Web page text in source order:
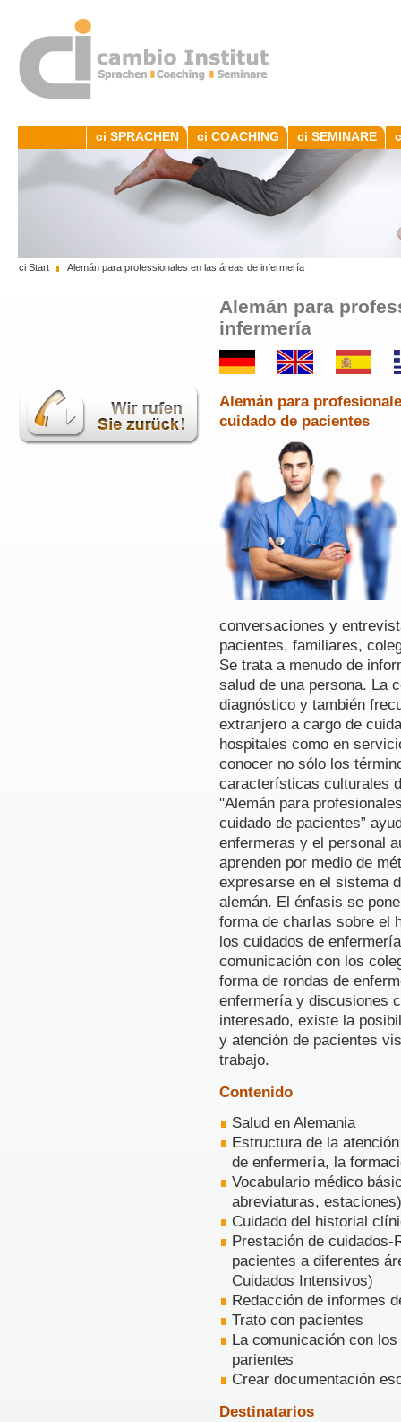
Alemán para
infermería
Alemán para
cuidado de pacientes
conversaciones y
pacientes, familiares,
Se trata a menudo de
salud de una persona. La
diagnóstico y también
extranjero a cargo de
hospitales como en
conocer no sólo los
características culturales
"Alemán para
cuidado de pacientes”
enfermeras y el personal
aprenden por medio de
expresarse en el sistema
alemán. El énfasis se
forma de charlas sobre el
los cuidados de
comunicación con los
forma de rondas de
enfermería y discusiones
interesado, existe la
y atención de pacientes
trabajo.
Contenido
Salud en Alemania
Estructura de la
de enfermería, la
Vocabulario médico
abreviaturas,
Cuidado del historial
Prestación de cuidados-
pacientes a diferentes
Cuidados Intensivos)
Redacción de informes
Trato con pacientes
La comunicación con
parientes
Crear documentación
Destinatarios
ci SPRACHEN ci COACHING ci SEMINARE
ci Start Alemán para professionales en las áreas de infermería